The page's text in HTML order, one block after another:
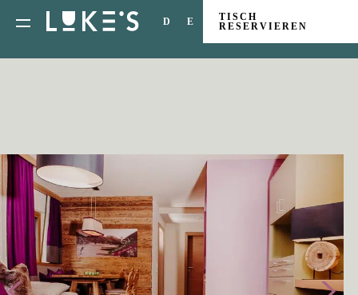
D E
TISCH
RESERVIEREN